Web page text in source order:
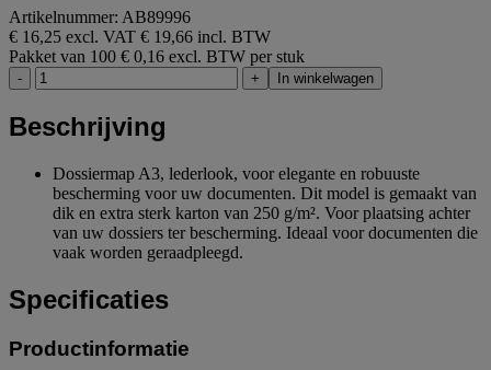
Artikelnummer: AB89996
€ 16,25 excl. VAT € 19,66 incl. BTW
Pakket van 100 € 0,16 excl. BTW per stuk
- + In winkelwagen
Beschrijving
Dossiermap A3, lederlook, voor elegante en robuuste
bescherming voor uw documenten. Dit model is gemaakt van
dik en extra sterk karton van 250 g/m². Voor plaatsing achter
van uw dossiers ter bescherming. Ideaal voor documenten die
vaak worden geraadpleegd.
Specificaties
Productinformatie